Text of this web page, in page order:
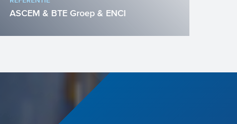
ASCEM & BTE Groep & ENCI
cementindustrie is een energie-
intensieve industrie en
verantwoordelijk voor...